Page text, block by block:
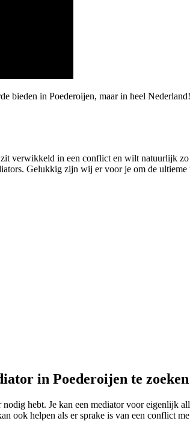
bieden in Poederoijen, maar in heel
verwikkeld in een conflict en wilt natuurlijk
Gelukkig zijn wij er voor je om de
in Poederoijen te zoeken
hebt. Je kan een mediator voor eigenlijk
ook helpen als er sprake is van een conflict